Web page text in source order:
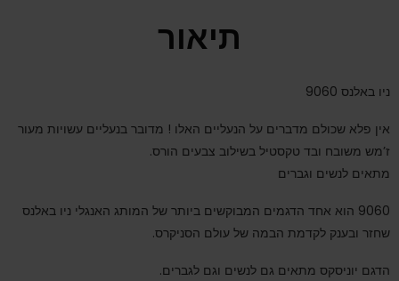
תיאור
ניו באלנס 9060
אין פלא שכולם מדברים על הנעליים האלו ! מדובר בנעליים עשויות מעור
ז’מש משובח ובד טקסטיל בשילוב צבעים הורס.
מתאים לנשים וגברים
9060 הוא אחד הדגמים המבוקשים ביותר של המותג האנגלי ניו באלנס
שחזר ובענק לקדמת הבמה של עולם הסניקרס.
הדגם יוניסקס מתאים גם לנשים וגם לגברים.